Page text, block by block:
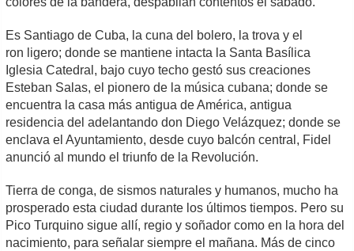
Es Santiago de Cuba, la cuna del bolero, la trova y el
ron ligero; donde se mantiene intacta la Santa Basílica
Iglesia Catedral, bajo cuyo techo gestó sus creaciones
Esteban Salas, el pionero de la música cubana; donde se
encuentra la casa más antigua de América, antigua
residencia del adelantando don Diego Velázquez; donde se
enclava el Ayuntamiento, desde cuyo balcón central, Fidel
anunció al mundo el triunfo de la Revolución.
Tierra de conga, de sismos naturales y humanos, mucho ha
prosperado esta ciudad durante los últimos tiempos. Pero su
Pico Turquino sigue allí, regio y soñador como en la hora del
nacimiento, para señalar siempre el mañana. Más de cinco